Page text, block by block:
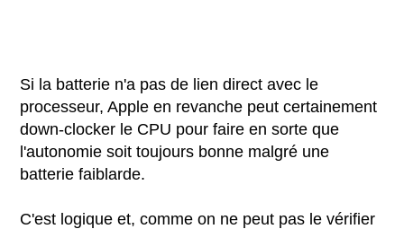
Si la batterie n'a pas de lien direct avec le
processeur, Apple en revanche peut certainement
down-clocker le CPU pour faire en sorte que
l'autonomie soit toujours bonne malgré une
batterie faiblarde.
C'est logique et, comme on ne peut pas le vérifier